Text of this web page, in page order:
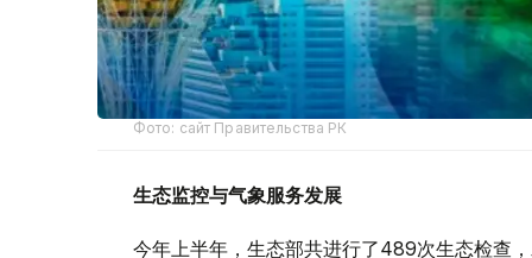
Фото: сайт Правительства РК
生态监控与气象服务发展
今年上半年，生态部共进行了489次生态检查